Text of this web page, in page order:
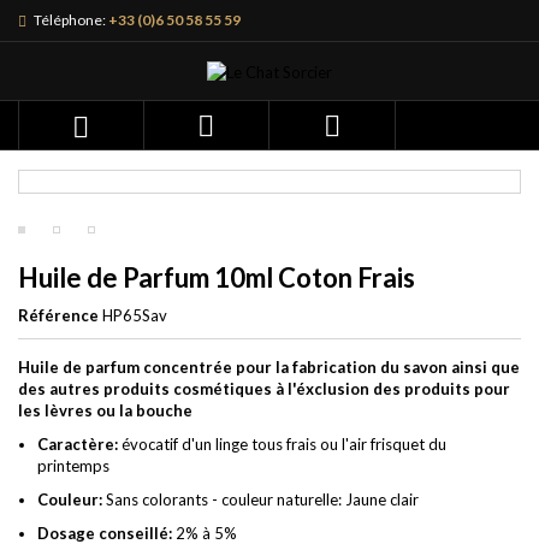
Téléphone: +33 (0)6 50 58 55 59
  
Huile de Parfum 10ml Coton Frais
Référence HP65Sav
Huile de parfum concentrée pour la fabrication du savon ainsi que
des autres produits cosmétiques à l'éxclusion des produits pour
les lèvres ou la bouche
Caractère:évocatif d'un linge tous frais ou l'air frisquet du
printemps
Couleur:Sans colorants - couleur naturelle: Jaune clair
Dosage conseillé: 2% à 5%